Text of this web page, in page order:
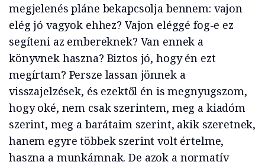
megjelenés pláne bekapcsolja bennem: vajon
elég jó vagyok ehhez? Vajon eléggé fog-e ez
segíteni az embereknek? Van ennek a
könyvnek haszna? Biztos jó, hogy én ezt
megírtam? Persze lassan jönnek a
visszajelzések, és ezektől én is megnyugszom,
hogy oké, nem csak szerintem, meg a kiadóm
szerint, meg a barátaim szerint, akik szeretnek,
hanem egyre többek szerint volt értelme,
haszna a munkámnak. De azok a normatív